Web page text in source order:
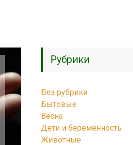
Рубрики
Без рубрики
Бытовые
Весна
Дети и беременность
Животные